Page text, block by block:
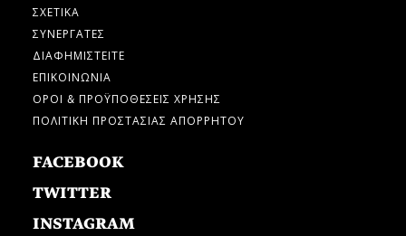
ΣΧΕΤΙΚΑ
ΣΥΝΕΡΓΑΤΕΣ
ΔΙΑΦΗΜΙΣΤΕΙΤΕ
ΕΠΙΚΟΙΝΩΝΙΑ
ΟΡΟΙ & ΠΡΟΫΠΟΘΕΣΕΙΣ ΧΡΗΣΗΣ
ΠΟΛΙΤΙΚΗ ΠΡΟΣΤΑΣΙΑΣ ΑΠΟΡΡΗΤΟΥ
FACEBOOK
TWITTER
INSTAGRAM